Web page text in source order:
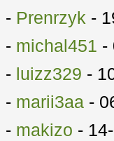
- Prenrzyk -
- michal451 -
- luizz329 -
- marii3aa -
- makizo -